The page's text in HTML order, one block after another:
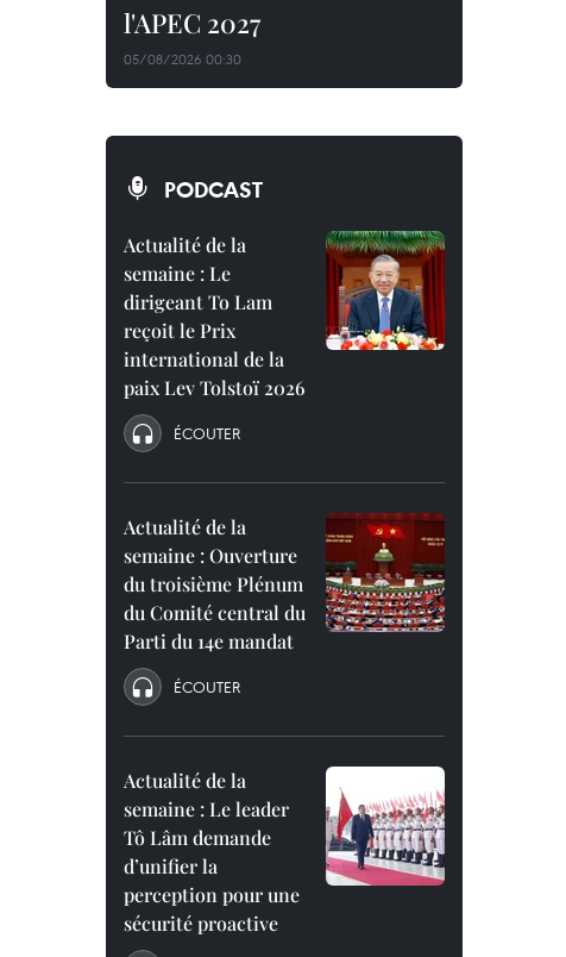
l'APEC 2027
05/08/2026 00:30
PODCAST
Actualité de la
semaine : Le
dirigeant To Lam
reçoit le Prix
international de la
paix Lev Tolstoï 2026
ÉCOUTER
Actualité de la
semaine : Ouverture
du troisième Plénum
du Comité central du
Parti du 14e mandat
ÉCOUTER
Actualité de la
semaine : Le leader
Tô Lâm demande
d’unifier la
perception pour une
sécurité proactive